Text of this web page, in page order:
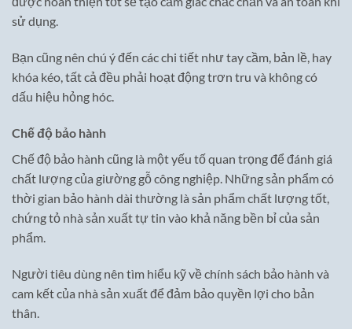
sử dụng.
Bạn cũng nên chú ý đến các chi tiết như tay cầm, bản lề, hay
khóa kéo, tất cả đều phải hoạt động trơn tru và không có
dấu hiệu hỏng hóc.
Chế độ bảo hành
Chế độ bảo hành cũng là một yếu tố quan trọng để đánh giá
chất lượng của giường gỗ công nghiệp. Những sản phẩm có
thời gian bảo hành dài thường là sản phẩm chất lượng tốt,
chứng tỏ nhà sản xuất tự tin vào khả năng bền bỉ của sản
phẩm.
Người tiêu dùng nên tìm hiểu kỹ về chính sách bảo hành và
cam kết của nhà sản xuất để đảm bảo quyền lợi cho bản
thân.